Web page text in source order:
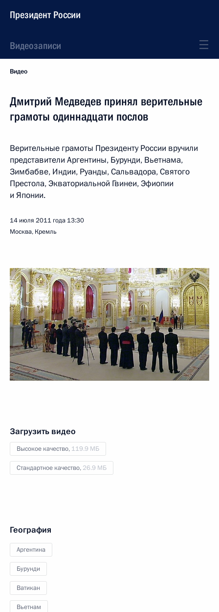
Президент России
Видеозаписи
Видео
Дмитрий Медведев принял верительные
грамоты одиннадцати послов
Верительные грамоты Президенту России вручили
представители Аргентины, Бурунди, Вьетнама,
Зимбабве, Индии, Руанды, Сальвадора, Святого
Престола, Экваториальной Гвинеи, Эфиопии
и Японии.
14 июля 2011 года 13:30
Москва, Кремль
Загрузить видео
Высокое качество, 119.9 МБ
Стандартное качество, 26.9 МБ
География
Аргентина
Бурунди
Ватикан
Вьетнам